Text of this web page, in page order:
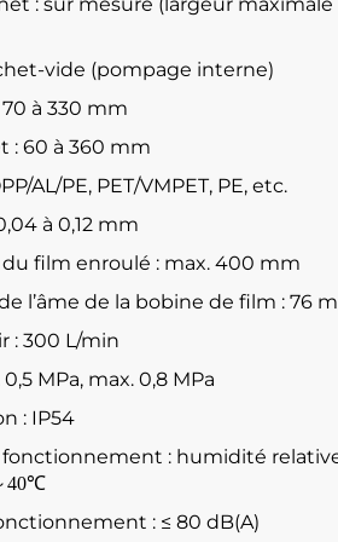
vide (pompage interne)
à 330 mm
: 60 à 360 mm
AL/PE, PET/VMPET, PE, etc.
à 0,12 mm
film enroulé : max. 400 mm
l’âme de la bobine de film : 76
: 300 L/min
MPa, max. 0,8 MPa
: IP54
: humidité relative
40℃
: ≤ 80 dB(A)